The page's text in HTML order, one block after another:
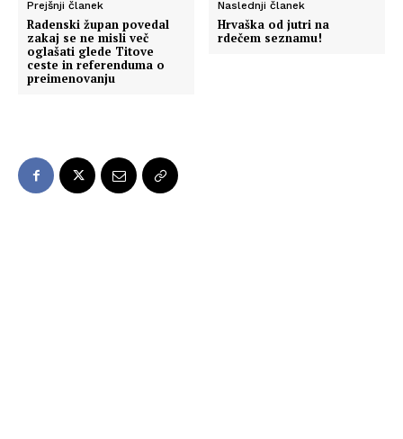
Prejšnji članek
Radenski župan povedal
zakaj se ne misli več
oglašati glede Titove
ceste in referenduma o
preimenovanju
Naslednji članek
Hrvaška od jutri na
rdečem seznamu!